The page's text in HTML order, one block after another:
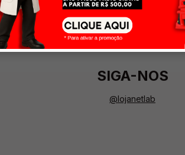
SIGA-NOS
@lojanetlab